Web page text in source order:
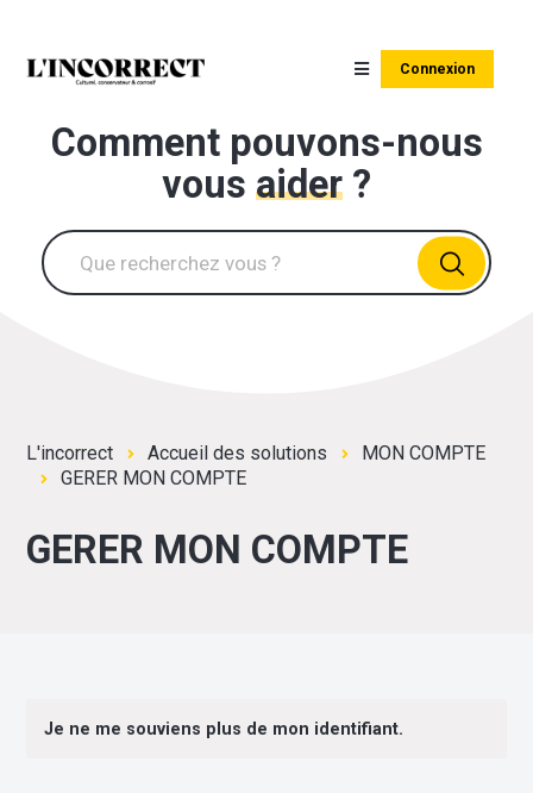
Connexion
Comment pouvons-nous
vous aider ?
L'incorrect Accueil des solutions
MON COMPTE
GERER MON COMPTE
GERER MON COMPTE
Je ne me souviens plus de mon identifiant.